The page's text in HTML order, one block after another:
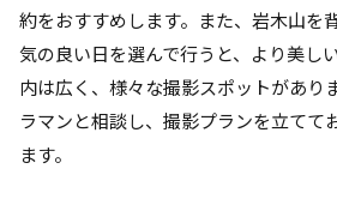
約をおすすめします。また、岩木山を
気の良い日を選んで行うと、より美し
内は広く、様々な撮影スポットがあり
ラマンと相談し、撮影プランを立てて
ます。